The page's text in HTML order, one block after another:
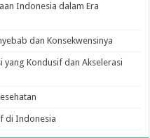
Indonesia dalam Era
dan Konsekwensinya
Kondusif dan Akselerasi
di Indonesia